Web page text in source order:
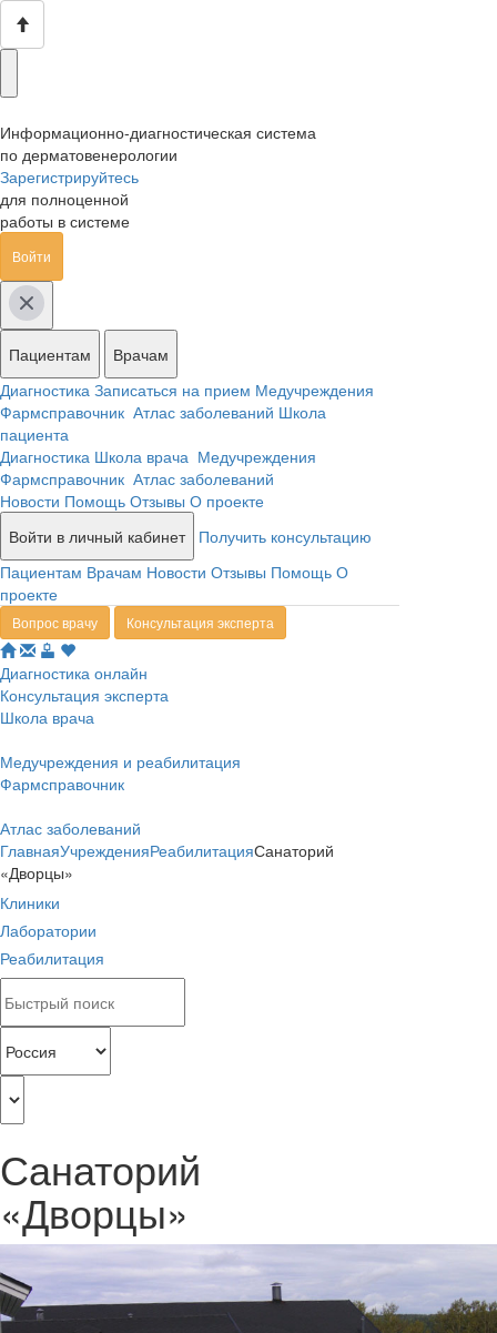
Информационно-диагностическая система
по дерматовенерологии
Зарегистрируйтесь
для полноценной
работы в системе
Войти
Пациентам
Врачам
Диагностика Записаться на прием Медучреждения
Фармсправочник Атлас заболеваний Школа
пациента
Диагностика Школа врача Медучреждения
Фармсправочник Атлас заболеваний
Новости Помощь Отзывы О проекте
Войти в личный кабинет
Получить консультацию
Пациентам Врачам Новости Отзывы Помощь О
проекте
Вопрос врачу Консультация эксперта
Диагностика онлайн
Консультация эксперта
Школа врача
Медучреждения и реабилитация
Фармсправочник
Атлас заболеваний
ГлавнаяУчрежденияРеабилитацияСанаторий
«Дворцы»
Клиники
Лаборатории
Реабилитация
Санаторий
«Дворцы»